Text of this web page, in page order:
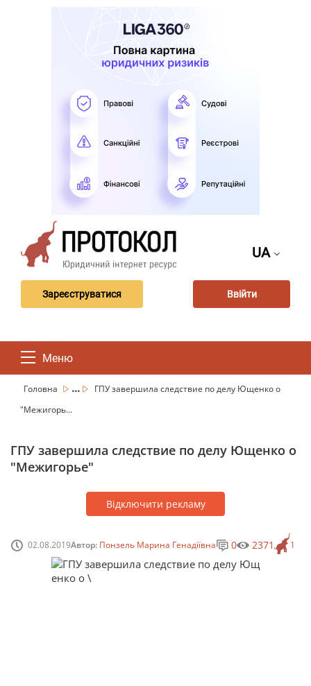
UA
Зареєструватися Ввійти
Меню
Головна ...
ГПУ завершила следствие по делу Ющенко о
"Межигорь...
ГПУ завершила следствие по делу Ющенко о
"Межигорье"
Відключити рекламу
02.08.2019Автор: Понзель Марина Генадіївна 1
0 2371